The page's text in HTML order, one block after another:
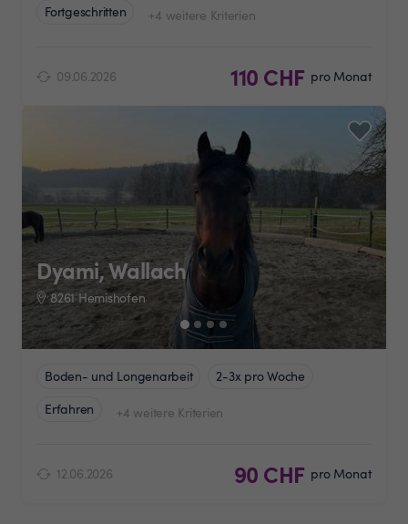
Fortgeschritten
+4 weitere Kriterien
09.06.2026 110 CHF pro Monat
Dyami, Wallach
8261 Hemishofen
Boden- und Longenarbeit
2-3x pro Woche
Erfahren
+4 weitere Kriterien
12.06.2026 90 CHF pro Monat